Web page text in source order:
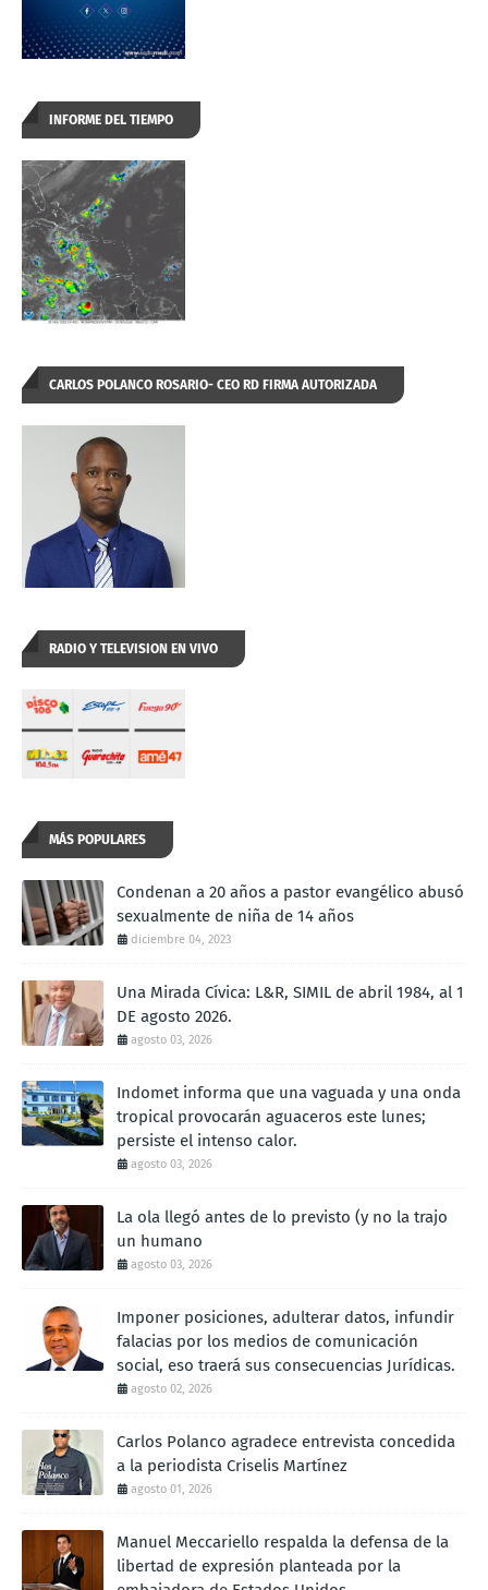
INFORME DEL TIEMPO
CARLOS POLANCO ROSARIO- CEO RD FIRMA AUTORIZADA
RADIO Y TELEVISION EN VIVO
MÁS POPULARES
Condenan a 20 años a pastor evangélico abusó
sexualmente de niña de 14 años
diciembre 04, 2023
Una Mirada Cívica: L&R, SIMIL de abril 1984, al 1
DE agosto 2026.
agosto 03, 2026
Indomet informa que una vaguada y una onda
tropical provocarán aguaceros este lunes;
persiste el intenso calor.
agosto 03, 2026
La ola llegó antes de lo previsto (y no la trajo
un humano
agosto 03, 2026
Imponer posiciones, adulterar datos, infundir
falacias por los medios de comunicación
social, eso traerá sus consecuencias Jurídicas.
agosto 02, 2026
Carlos Polanco agradece entrevista concedida
a la periodista Criselis Martínez
agosto 01, 2026
Manuel Meccariello respalda la defensa de la
libertad de expresión planteada por la